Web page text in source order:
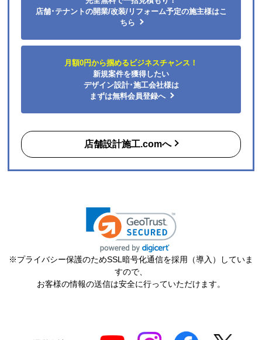
店舗･テナントの開業/改装/リフォーム予定の施主様はこ
ちら
月額0円から掴めるビジネスチャンス！
新規案件を獲得したい
デザイン設計･施工会社様は
まずは無料会員登録へ
店舗設計施工.comへ
※プライバシー保護のためSSL暗号化通信を採用（導入）していま
すので、
お客様の情報の送信は安全に行っていただけます。